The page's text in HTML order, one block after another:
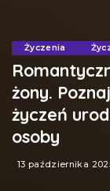
Życzenia
żony.
życzeń
osoby
13 października